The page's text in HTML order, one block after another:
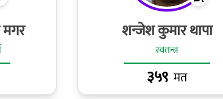
शन्जेश कुमार थापा
स्वतन्त्र
३५९ मत